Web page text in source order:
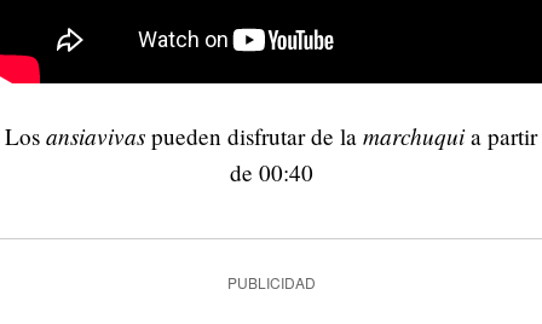
Los ansiavivas pueden disfrutar de la marchuquia partir
de 00:40
PUBLICIDAD